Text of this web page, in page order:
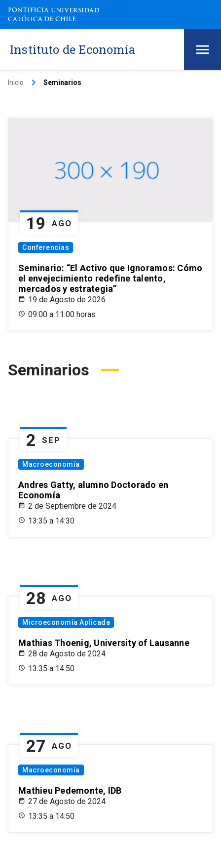
Instituto de Economía
Inicio keyboard_arrow_right Seminarios
19 AGO
Conferencias
Seminario: “El Activo que Ignoramos: Cómo
el envejecimiento redefine talento,
mercados y estrategia”
19 de Agosto de 2026
09:00 a 11:00 horas
Seminarios
2 SEP
Macroeconomía
Andres Gatty, alumno Doctorado en
Economía
2 de Septiembre de 2024
13:35 a 14:30
28 AGO
Microeconomía Aplicada
Mathias Thoenig, University of Lausanne
28 de Agosto de 2024
13:35 a 14:50
27 AGO
Macroeconomía
Mathieu Pedemonte, IDB
27 de Agosto de 2024
13:35 a 14:50